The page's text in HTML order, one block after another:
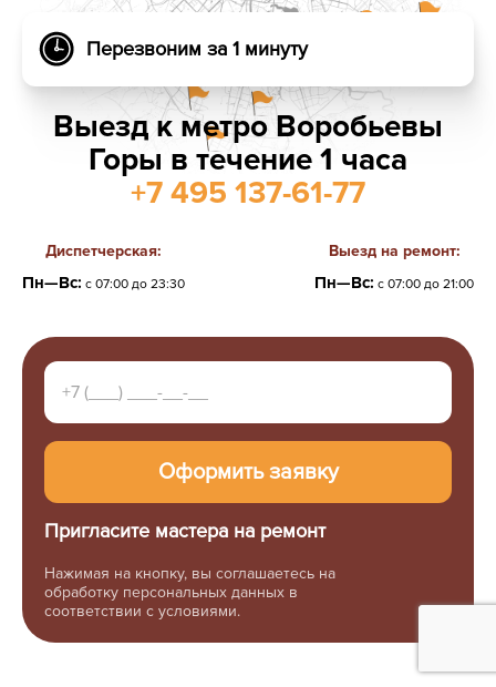
Выезд к метро Воробьевы
Горы в течение 1 часа
+7 495 137-61-77
Диспетчерская:
Пн—Вс: с 07:00 до 23:30
Выезд на ремонт:
Пн—Вс: с 07:00 до 21:00
Пригласите мастера на ремонт
Нажимая на кнопку, вы соглашаетесь на
обработку персональных данных в
соответствии с условиями.
Перезвоним за 1 минуту